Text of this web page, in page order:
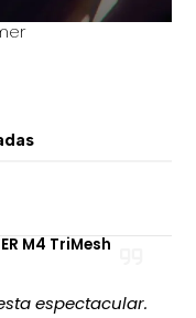
M4 TriMesh
espectacular.